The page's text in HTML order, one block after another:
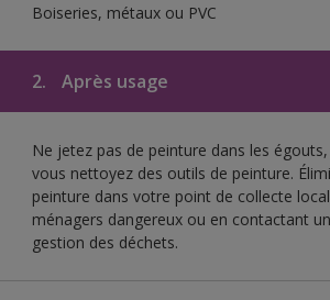
Boiseries, métaux ou PVC
2. Après usage
Ne jetez pas de peinture dans les
vous nettoyez des outils de peinture.
peinture dans votre point de collecte
ménagers dangereux ou en contactant
gestion des déchets.